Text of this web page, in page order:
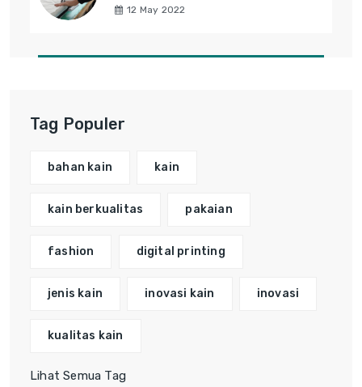
12 May 2022
Tag Populer
bahan kain kain
kain berkualitas pakaian
fashion digital printing
jenis kain inovasi kain inovasi
kualitas kain
Lihat Semua Tag